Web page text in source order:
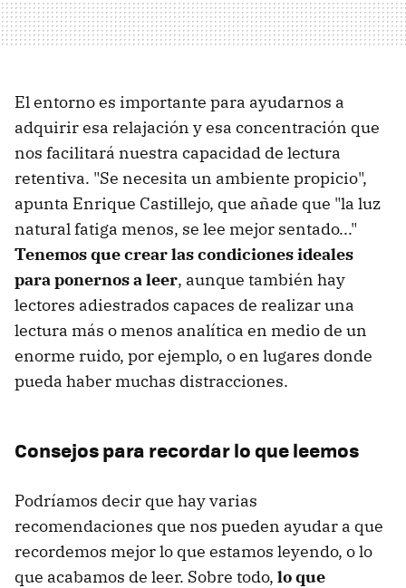
El entorno es importante para ayudarnos a
adquirir esa relajación y esa concentración que
nos facilitará nuestra capacidad de lectura
retentiva. "Se necesita un ambiente propicio",
apunta Enrique Castillejo, que añade que "la luz
natural fatiga menos, se lee mejor sentado..."
Tenemos que crear las condiciones ideales
para ponernos a leer, aunque también hay
lectores adiestrados capaces de realizar una
lectura más o menos analítica en medio de un
enorme ruido, por ejemplo, o en lugares donde
pueda haber muchas distracciones.
Consejos para recordar lo que leemos
Podríamos decir que hay varias
recomendaciones que nos pueden ayudar a que
recordemos mejor lo que estamos leyendo, o lo
que acabamos de leer. Sobre todo, lo que